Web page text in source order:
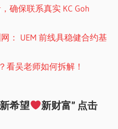
确保联系真实 KC Goh
： UEM 前线具稳健合约基
看吴老师如何拆解！
希望
新财富” 点击